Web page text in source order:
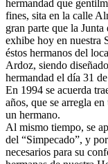
hermandad que
fines, sita en la calle
gran parte que la
exhibe hoy en nuestra
éstos hermanos del
Ardoz, siendo
hermandad el día 31
En 1994 se acuerda
años, que se arregla
un hermano.
Al mismo tiempo, se
del “Simpecado”, y
necesarios para su